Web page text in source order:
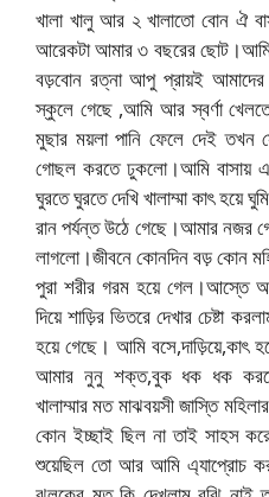
খালা খালু আর ২ খালাতো বোন ঐ
আরেকটা আমার ৩ বছরের ছোট।আমি
বড়বোন রত্না আপু প্রায়ই
স্কুলে গেছে ,আমি আর স্বর্ণা
মুছার ময়লা পানি ফেলে দেই তখন
গোছল করতে ঢুকলো।আমি বাসায়
ঘুরতে ঘুরতে দেখি খালাম্মা কাৎ
রান পর্যন্ত উঠে গেছে।আমার নজর
লাগলো।জীবনে কোনদিন বড় কোন
পুরা শরীর গরম হয়ে গেল।আস্তে
দিয়ে শাড়ির ভিতরে দেখার চেষ্টা
হয়ে গেছে। আমি বসে,দাড়িয়ে,কাৎ
আমার নুনু শক্ত,বুক ধক ধক
খালাম্মার মত মাঝবয়সী জাস্তি
কোন ইচ্ছাই ছিল না তাই সাহস
শুয়েছিল তো আর আমি এ্যাপ্রোচ